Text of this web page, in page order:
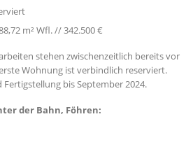
m² Wfl. // 342.500 €
stehen zwischenzeitlich bereits vor
Wohnung ist verbindlich reserviert.
bis September 2024.
der Bahn, Föhren: